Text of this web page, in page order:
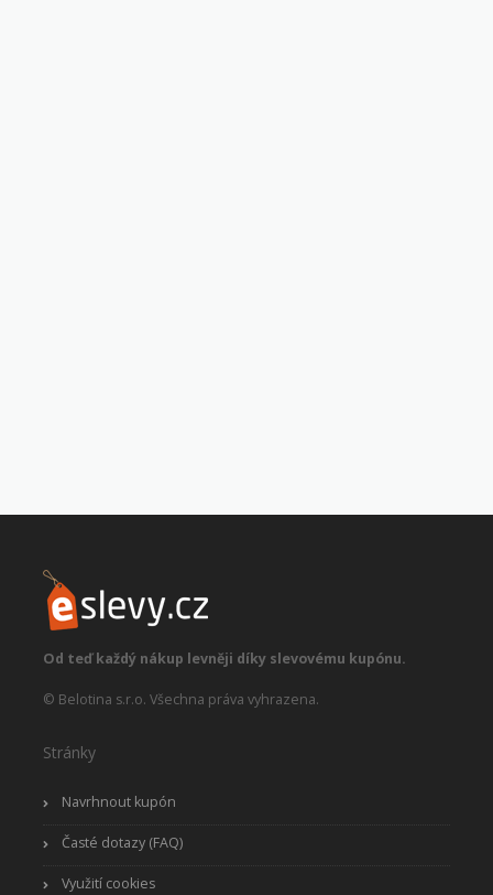
Od teď každý nákup levněji díky slevovému kupónu.
© Belotina s.r.o. Všechna práva vyhrazena.
Stránky
Navrhnout kupón
Časté dotazy (FAQ)
Využití cookies